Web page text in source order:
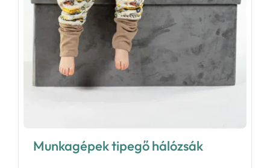
Munkagépek tipegő hálózsák